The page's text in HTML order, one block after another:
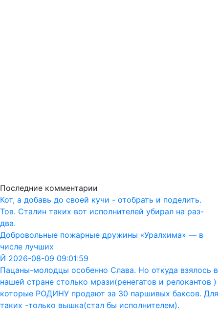
Последние комментарии
Кот, а добавь до своей кучи - отобрать и поделить.
Тов. Сталин таких вот исполнителей убирал на раз-
два.
Добровольные пожарные дружины «Уралхима» — в
числе лучших
Й 2026-08-09 09:01:59
Пацаны-молодцы особенно Слава. Но откуда взялось в
нашей стране столько мрази(ренегатов и релокантов )
которые РОДИНУ продают за 30 паршивых баксов. Для
таких -только вышка(стал бы исполнителем).